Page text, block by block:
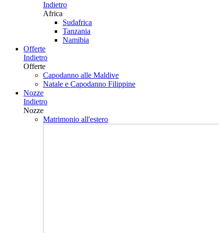
Indietro
Africa
Sudafrica
Tanzania
Namibia
Offerte
Indietro
Offerte
Capodanno alle Maldive
Natale e Capodanno Filippine
Nozze
Indietro
Nozze
Matrimonio all'estero